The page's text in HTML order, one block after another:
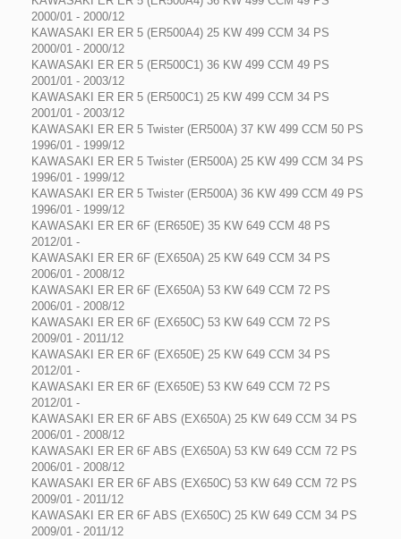
2000/01 - 2000/12
KAWASAKI ER ER 5 (ER500A4) 25 KW 499 CCM 34 PS
2000/01 - 2000/12
KAWASAKI ER ER 5 (ER500C1) 36 KW 499 CCM 49 PS
2001/01 - 2003/12
KAWASAKI ER ER 5 (ER500C1) 25 KW 499 CCM 34 PS
2001/01 - 2003/12
KAWASAKI ER ER 5 Twister (ER500A) 37 KW 499 CCM 50 PS
1996/01 - 1999/12
KAWASAKI ER ER 5 Twister (ER500A) 25 KW 499 CCM 34 PS
1996/01 - 1999/12
KAWASAKI ER ER 5 Twister (ER500A) 36 KW 499 CCM 49 PS
1996/01 - 1999/12
KAWASAKI ER ER 6F (ER650E) 35 KW 649 CCM 48 PS
2012/01 -
KAWASAKI ER ER 6F (EX650A) 25 KW 649 CCM 34 PS
2006/01 - 2008/12
KAWASAKI ER ER 6F (EX650A) 53 KW 649 CCM 72 PS
2006/01 - 2008/12
KAWASAKI ER ER 6F (EX650C) 53 KW 649 CCM 72 PS
2009/01 - 2011/12
KAWASAKI ER ER 6F (EX650E) 25 KW 649 CCM 34 PS
2012/01 -
KAWASAKI ER ER 6F (EX650E) 53 KW 649 CCM 72 PS
2012/01 -
KAWASAKI ER ER 6F ABS (EX650A) 25 KW 649 CCM 34 PS
2006/01 - 2008/12
KAWASAKI ER ER 6F ABS (EX650A) 53 KW 649 CCM 72 PS
2006/01 - 2008/12
KAWASAKI ER ER 6F ABS (EX650C) 53 KW 649 CCM 72 PS
2009/01 - 2011/12
KAWASAKI ER ER 6F ABS (EX650C) 25 KW 649 CCM 34 PS
2009/01 - 2011/12